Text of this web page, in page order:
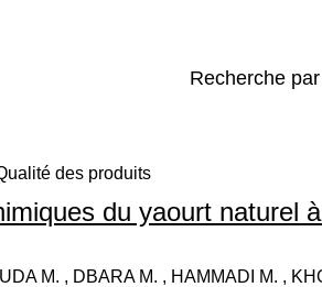
Recherche
des produits
du yaourt naturel
M. , DBARA M. , HAMMADI M. ,